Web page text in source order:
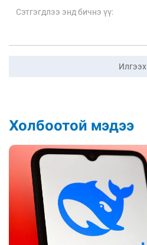
Илгээх
Холбоотой мэдээ